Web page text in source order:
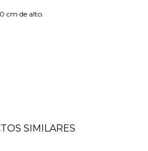
cm de alto.
SIMILARES